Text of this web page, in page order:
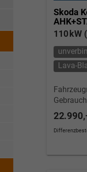
Skoda
110 kW
Lava-